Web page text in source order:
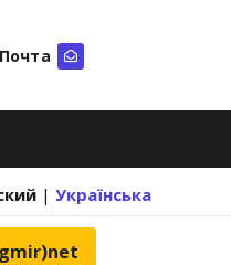
Почта
| Українська